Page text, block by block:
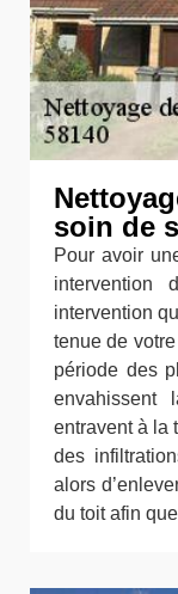
soin de
Pour avoir
intervention
intervention
tenue de
période des
envahissent
entravent à la
des
alors
du toit afin